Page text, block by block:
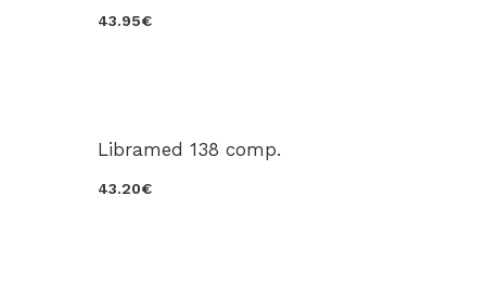
43.95€
Libramed 138 comp.
43.20€